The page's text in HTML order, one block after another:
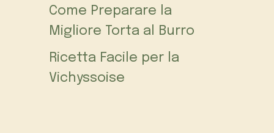
Come Preparare la
Migliore Torta al Burro
Ricetta Facile per la
Vichyssoise